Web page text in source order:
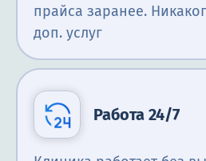
прайса заранее.
доп. услуг
Работа 24/7